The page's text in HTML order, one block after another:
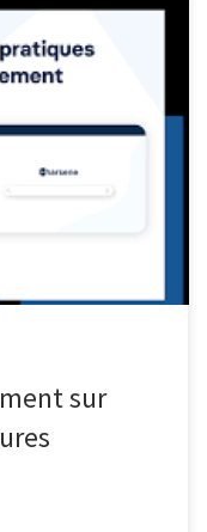
le
meilleures pratiques
pour assurer la
votre site, il existe
sur